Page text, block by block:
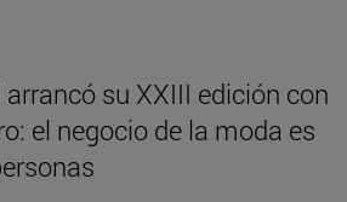
arrancó su XXIII edición con
el negocio de la moda es